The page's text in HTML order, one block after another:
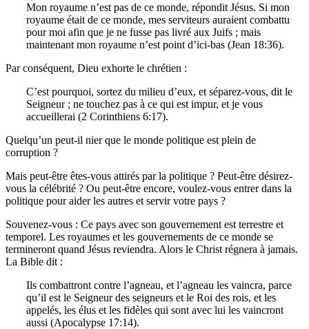
Mon royaume n’est pas de ce monde, répondit Jésus. Si mon
royaume était de ce monde, mes serviteurs auraient combattu
pour moi afin que je ne fusse pas livré aux Juifs ; mais
maintenant mon royaume n’est point d’ici-bas (Jean 18:36).
Par conséquent, Dieu exhorte le chrétien :
C’est pourquoi, sortez du milieu d’eux, et séparez-vous, dit le
Seigneur ; ne touchez pas à ce qui est impur, et je vous
accueillerai (2 Corinthiens 6:17).
Quelqu’un peut-il nier que le monde politique est plein de
corruption ?
Mais peut-être êtes-vous attirés par la politique ? Peut-être désirez-
vous la célébrité ? Ou peut-être encore, voulez-vous entrer dans la
politique pour aider les autres et servir votre pays ?
Souvenez-vous : Ce pays avec son gouvernement est terrestre et
temporel. Les royaumes et les gouvernements de ce monde se
termineront quand Jésus reviendra. Alors le Christ régnera à jamais.
La Bible dit :
Ils combattront contre l’agneau, et l’agneau les vaincra, parce
qu’il est le Seigneur des seigneurs et le Roi des rois, et les
appelés, les élus et les fidèles qui sont avec lui les vaincront
aussi (Apocalypse 17:14).